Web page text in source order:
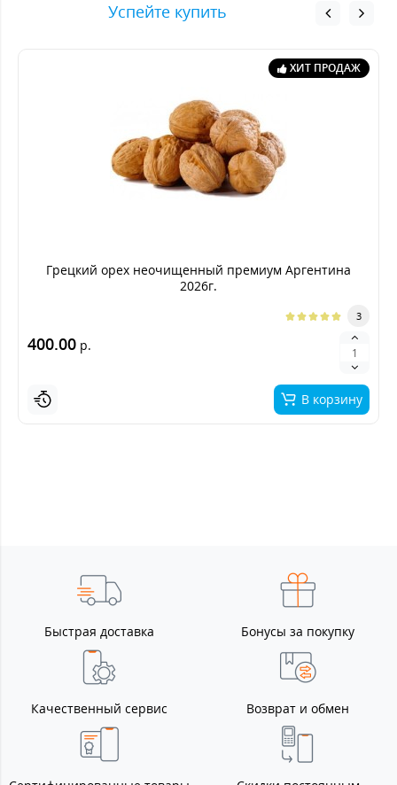
Успейте купить
ХИТ ПРОДАЖ
Грецкий орех неочищенный премиум Аргентина
2026г.
3
400.00 р.
В корзину
Быстрая доставка Бонусы за покупку
Качественный сервис Возврат и обмен